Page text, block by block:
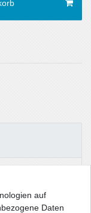
auf
Daten